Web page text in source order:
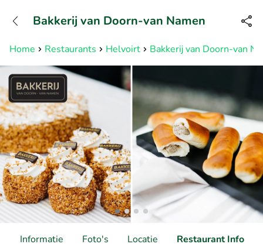
Bereikbaar tot 23:00 uur
Home Restaurants Helvoirt Bakkerij van Doorn-van
Bakkerij van Doorn-van Namen
Informatie Foto's Locatie Restaurant Info